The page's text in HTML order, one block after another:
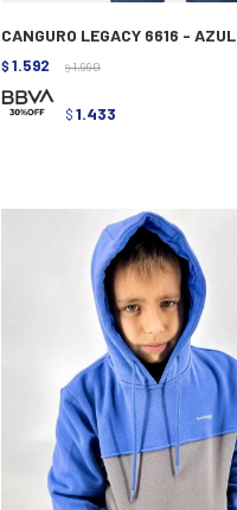
CANGURO LEGACY 6616 - AZUL
$ 1.592 $ 1.990
$ 1.433